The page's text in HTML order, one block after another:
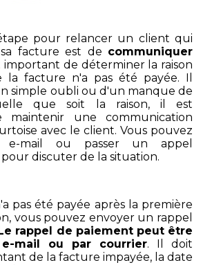
pour relancer un client qui
facture est de communiquer
important de déterminer la raison
la facture n'a pas été payée. Il
simple oubli ou d'un manque de
que soit la raison, il est
maintenir une communication
avec le client. Vous pouvez
e-mail ou passer un appel
discuter de la situation.
pas été payée après la première
vous pouvez envoyer un rappel
rappel de paiement peut être
mail ou par courrier. Il doit
de la facture impayée, la date